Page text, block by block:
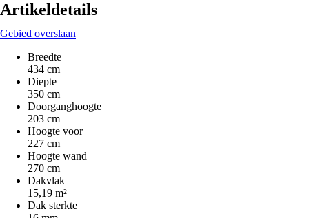
Artikeldetails
Gebied overslaan
Breedte
434 cm
Diepte
350 cm
Doorganghoogte
203 cm
Hoogte voor
227 cm
Hoogte wand
270 cm
Dakvlak
15,19 m²
Dak sterkte